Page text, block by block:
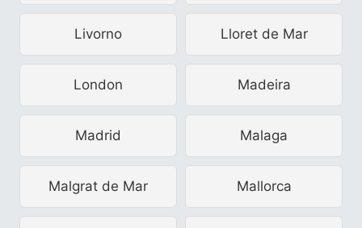
Livorno Lloret de Mar
London Madeira
Madrid Malaga
Malgrat de Mar Mallorca